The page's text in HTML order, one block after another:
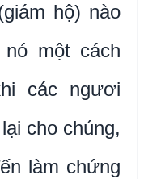
hộ) nào
một cách
các ngươi
cho chúng,
làm chứng